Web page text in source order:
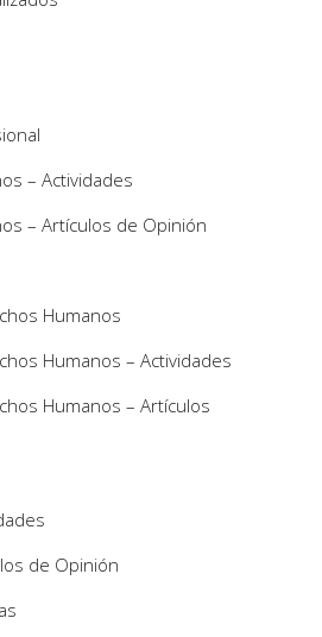
– Actividades
– Artículos de Opinión
Humanos
Humanos – Actividades
Humanos – Artículos
de Opinión